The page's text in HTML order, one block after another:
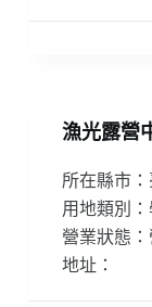
漁光露營
所在縣市
用地類別
營業狀態
地址：